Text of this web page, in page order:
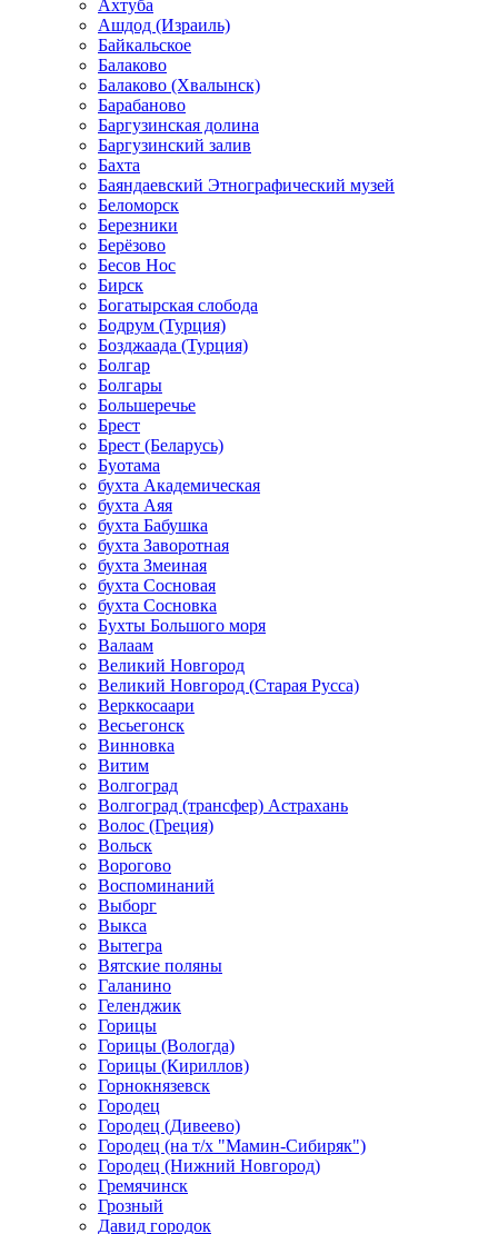
Ахтуба
Ашдод (Израиль)
Байкальское
Балаково
Балаково (Хвалынск)
Барабаново
Баргузинская долина
Баргузинский залив
Бахта
Баяндаевский Этнографический музей
Беломорск
Березники
Берёзово
Бесов Нос
Бирск
Богатырская слобода
Бодрум (Турция)
Бозджаада (Турция)
Болгар
Болгары
Большеречье
Брест
Брест (Беларусь)
Буотама
бухта Академическая
бухта Аяя
бухта Бабушка
бухта Заворотная
бухта Змеиная
бухта Сосновая
бухта Сосновка
Бухты Большого моря
Валаам
Великий Новгород
Великий Новгород (Старая Русса)
Верккосаари
Весьегонск
Винновка
Витим
Волгоград
Волгоград (трансфер) Астрахань
Волос (Греция)
Вольск
Ворогово
Воспоминаний
Выборг
Выкса
Вытегра
Вятские поляны
Галанино
Геленджик
Горицы
Горицы (Вологда)
Горицы (Кириллов)
Горнокнязевск
Городец
Городец (Дивеево)
Городец (на т/х "Мамин-Сибиряк")
Городец (Нижний Новгород)
Гремячинск
Грозный
Давид городок